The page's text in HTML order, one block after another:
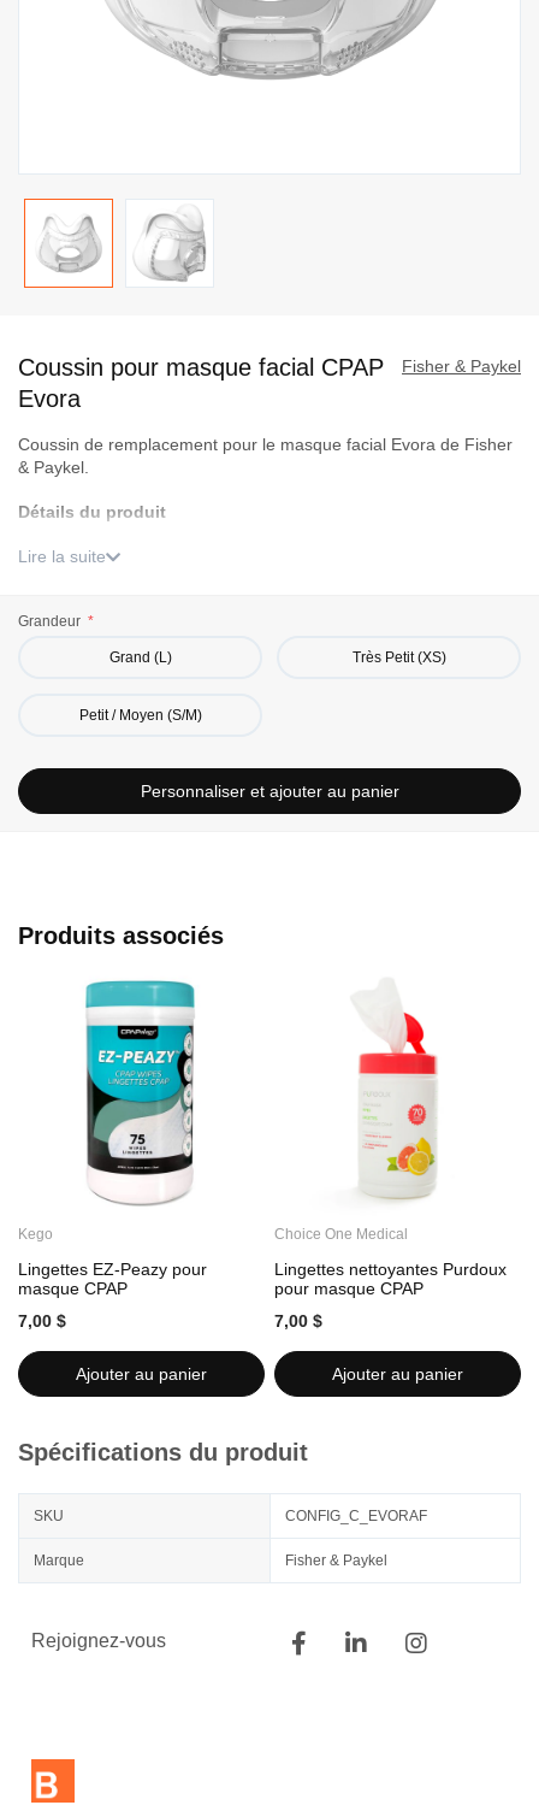
début
de
Galerie
d’images
Fisher & Paykel
Coussin pour masque facial CPAP
Evora
Coussin de remplacement pour le masque facial Evora de Fisher
& Paykel.
Détails du produit
Garantie 90 jours.
Lire la suite
Grandeur
Grand (L) Très Petit (XS)
Petit / Moyen (S/M)
Personnaliser et ajouter au panier
Produits associés
Kego
Lingettes EZ-Peazy pour
masque CPAP
7,00 $
Ajouter au panier
Choice One Medical
Lingettes nettoyantes Purdoux
pour masque CPAP
7,00 $
Ajouter au panier
Spécifications du produit
SKU CONFIG_C_EVORAF
Marque Fisher & Paykel
Rejoignez-vous